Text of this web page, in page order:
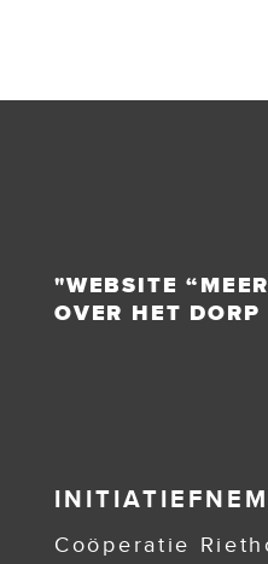
"WEBSITE
OVER HET
Coöperatie